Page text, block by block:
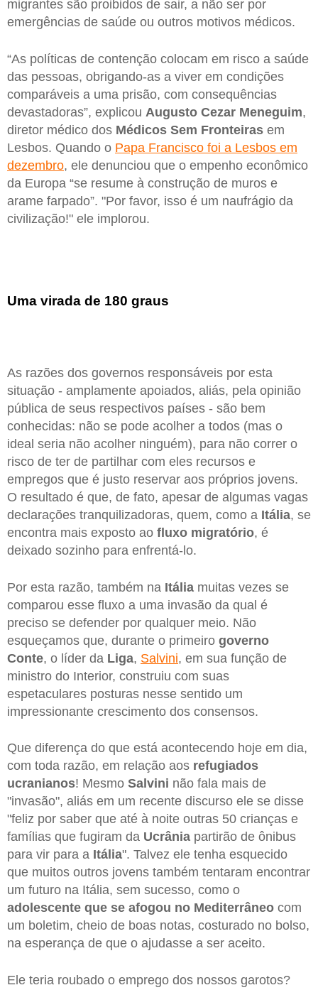
migrantes são proibidos de sair, a não ser por
emergências de saúde ou outros motivos médicos.
“As políticas de contenção colocam em risco a saúde
das pessoas, obrigando-as a viver em condições
comparáveis a uma prisão, com consequências
devastadoras”, explicou Augusto Cezar Meneguim,
diretor médico dos Médicos Sem Fronteiras em
Lesbos. Quando o Papa Francisco foi a Lesbos em
dezembro, ele denunciou que o empenho econômico
da Europa “se resume à construção de muros e
arame farpado”. "Por favor, isso é um naufrágio da
civilização!" ele implorou.
Uma virada de 180 graus
As razões dos governos responsáveis por esta
situação - amplamente apoiados, aliás, pela opinião
pública de seus respectivos países - são bem
conhecidas: não se pode acolher a todos (mas o
ideal seria não acolher ninguém), para não correr o
risco de ter de partilhar com eles recursos e
empregos que é justo reservar aos próprios jovens.
O resultado é que, de fato, apesar de algumas vagas
declarações tranquilizadoras, quem, como a Itália, se
encontra mais exposto ao fluxo migratório, é
deixado sozinho para enfrentá-lo.
Por esta razão, também na Itália muitas vezes se
comparou esse fluxo a uma invasão da qual é
preciso se defender por qualquer meio. Não
esqueçamos que, durante o primeiro governo
Conte, o líder da Liga, Salvini, em sua função de
ministro do Interior, construiu com suas
espetaculares posturas nesse sentido um
impressionante crescimento dos consensos.
Que diferença do que está acontecendo hoje em dia,
com toda razão, em relação aos refugiados
ucranianos! Mesmo Salvini não fala mais de
"invasão", aliás em um recente discurso ele se disse
"feliz por saber que até à noite outras 50 crianças e
famílias que fugiram da Ucrânia partirão de ônibus
para vir para a Itália". Talvez ele tenha esquecido
que muitos outros jovens também tentaram encontrar
um futuro na Itália, sem sucesso, como o
adolescente que se afogou no Mediterrâneo com
um boletim, cheio de boas notas, costurado no bolso,
na esperança de que o ajudasse a ser aceito.
Ele teria roubado o emprego dos nossos garotos?